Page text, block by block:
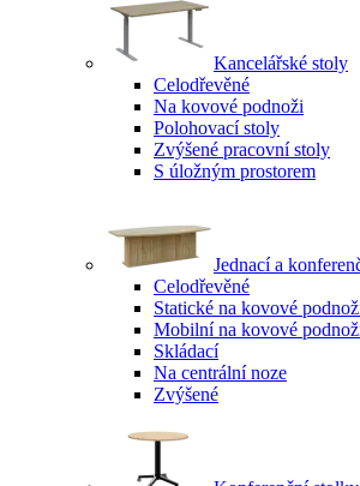
Kancelářské stoly
Celodřevěné
Na kovové podnoži
Polohovací stoly
Zvýšené pracovní stoly
S úložným prostorem
Jednací a
Celodřevěné
Statické na kovové
Mobilní na kovové
Skládací
Na centrální noze
Zvýšené